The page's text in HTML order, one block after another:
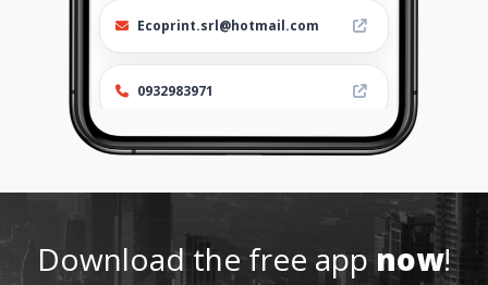
Ecoprint.srl@hotmail.com
0932983971
http://www.ecoprintsrl.net
Download the free appnow!